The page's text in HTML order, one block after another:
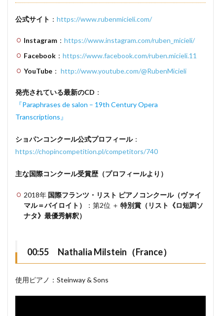
公式サイト ： https://www.rubenmicieli.com/
Instagram ： https://www.instagram.com/ruben_micieli/
Facebook ： https://www.facebook.com/ruben.micieli.11
YouTube ： http://www.youtube.com/@RubenMicieli
発売されている最新のCD ：
『Paraphrases de salon – 19th Century Opera
Transcriptions』
ショパンコンクール公式プロフィール：
https://chopincompetition.pl/competitors/740
主な国際コンクール受賞歴（プロフィールより）
2018年 国際フランツ・リスト ピアノコンクール（ヴァイ
マル＝バイロイト）
：第2位 ＋ 特別賞（リスト《ロ短調ソ
ナタ》最優秀解釈）
00:55 Nathalia Milstein（France）
使用ピアノ：Steinway & Sons